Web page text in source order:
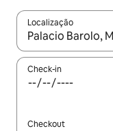
Localização
Quando os
Check-in
Checkout